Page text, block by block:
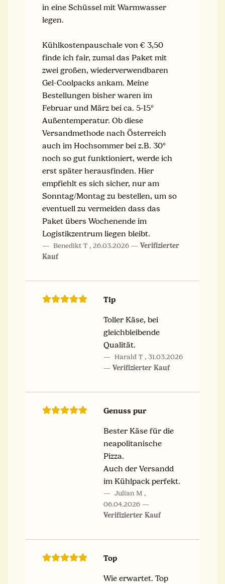
in eine Schüssel mit Warmwasser
legen.
Kühlkostenpauschale von € 3,50
finde ich fair, zumal das Paket mit
zwei großen, wiederverwendbaren
Gel-Coolpacks ankam. Meine
Bestellungen bisher waren im
Februar und März bei ca. 5-15°
Außentemperatur. Ob diese
Versandmethode nach Österreich
auch im Hochsommer bei z.B. 30°
noch so gut funktioniert, werde ich
erst später herausfinden. Hier
empfiehlt es sich sicher, nur am
Sonntag/Montag zu bestellen, um so
eventuell zu vermeiden dass das
Paket übers Wochenende im
Logistikzentrum liegen bleibt.
Benedikt T , 26.03.2026
Verifizierter
Kauf
Tip
Toller Käse, bei
gleichbleibende
Qualität.
Harald T , 31.03.2026
Verifizierter Kauf
Genuss pur
Bester Käse für die
neapolitanische
Pizza.
Auch der Versandd
im Kühlpack perfekt.
Julian M ,
06.04.2026
Verifizierter Kauf
Top
Wie erwartet. Top